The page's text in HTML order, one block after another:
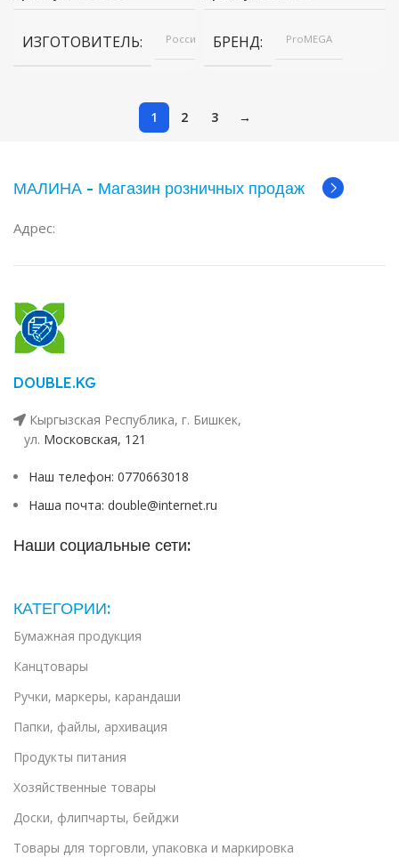
ИЗГОТОВИТЕЛЬ Россия БРЕНД ProMEGA
1 2 3 →
МАЛИНА - Магазин розничных продаж
Адрес:
DOUBLE.KG
Кыргызская Республика, г. Бишкек,
ул. ​ Московская, 121
Наш телефон: 0770663018
Наша почта: double@internet.ru
Наши социальные сети:
КАТЕГОРИИ:
Бумажная продукция
Канцтовары
Ручки, маркеры, карандаши
Папки, файлы, архивация
Продукты питания
Хозяйственные товары
Доски, флипчарты, бейджи
Товары для торговли, упаковка и маркировка